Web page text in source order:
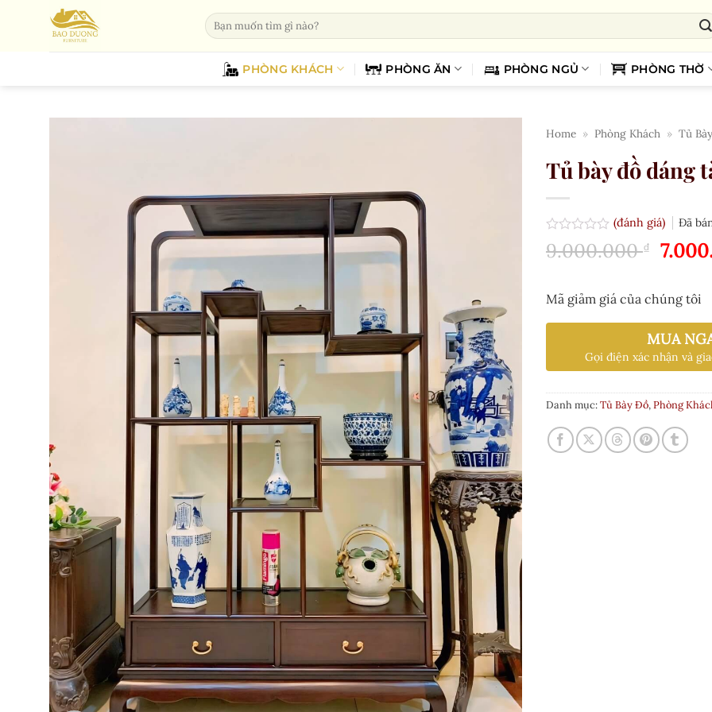
Tìm
kiếm:
PHÒNG KHÁCH PHÒNG ĂN PHÒNG NGỦ PHÒNG THỜ
Home » Phòng Khách » Tủ
Tủ bày đồ dáng
Được
xếp
5
sao
(đánh giá) Đã
9.000.000₫ Giá
là:
Mã giảm giá của chúng tôi
MUA
Gọi điện xác nhận và
Danh mục:Tủ Bày Đồ,Phòng